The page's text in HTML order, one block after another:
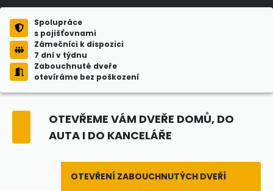
Spolupráce
s pojišťovnami
Zámečníci k dispozici
7 dní v týdnu
Zabouchnuté dveře
otevíráme bez poškození
OTEVŘEME VÁM DVEŘE DOMŮ, DO
AUTA I DO KANCELÁŘE
OTEVŘENÍ ZABOUCHNUTÝCH DVEŘÍ